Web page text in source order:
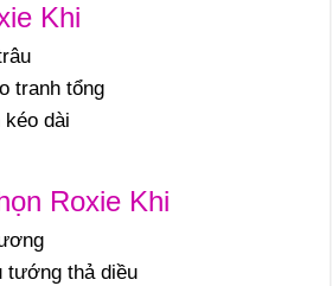
Khi
tranh tổng
kéo dài
Roxie Khi
tướng thả diều